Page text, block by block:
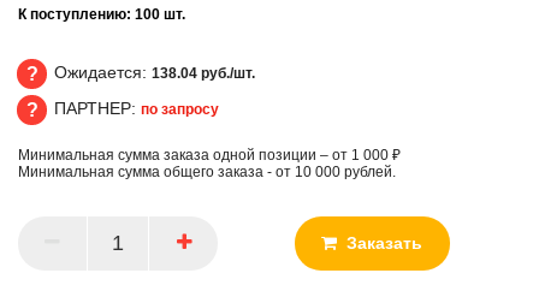
К поступлению: 100 шт.
Ожидается
Ожидается: 138.04 руб./шт.
ПАРТНЕР
ПАРТНЕР: по запросу
Минимальная сумма заказа одной позиции – от 1 000 ₽
Минимальная сумма общего заказа - от 10 000 рублей.
Заказать